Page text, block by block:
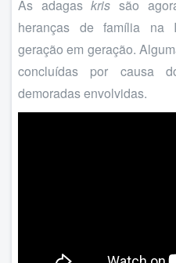
As adagaskris são
heranças de família na
geração em geração.
concluídas por causa
demoradas envolvidas.